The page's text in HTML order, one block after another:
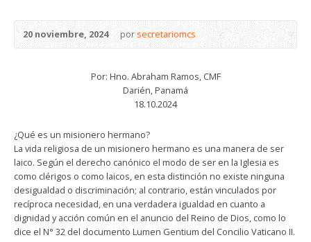
20 noviembre, 2024 porsecretariomcs
Por: Hno. Abraham Ramos, CMF
Darién, Panamá
18.10.2024
¿Qué es un misionero hermano?
La vida religiosa de un misionero hermano es una manera de ser
laico. Según el derecho canónico el modo de ser en la Iglesia es
como clérigos o como laicos, en esta distinción no existe ninguna
desigualdad o discriminación; al contrario, están vinculados por
recíproca necesidad, en una verdadera igualdad en cuanto a
dignidad y acción común en el anuncio del Reino de Dios, como lo
dice el N° 32 del documento Lumen Gentium del Concilio Vaticano II.